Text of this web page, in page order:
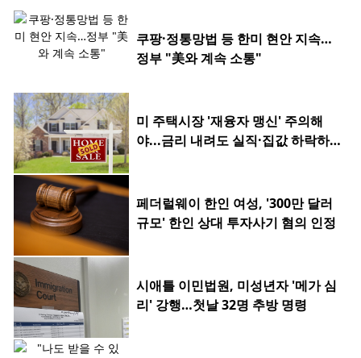
쿠팡·정통망법 등 한미 현안 지속…
정부 "美와 계속 소통"
미 주택시장 '재융자 맹신' 주의해
야...금리 내려도 실직·집값 하락하
페더럴웨이 한인 여성, '300만 달러
규모' 한인 상대 투자사기 혐의 인정
시애틀 이민법원, 미성년자 '메가 심
리' 강행…첫날 32명 추방 명령